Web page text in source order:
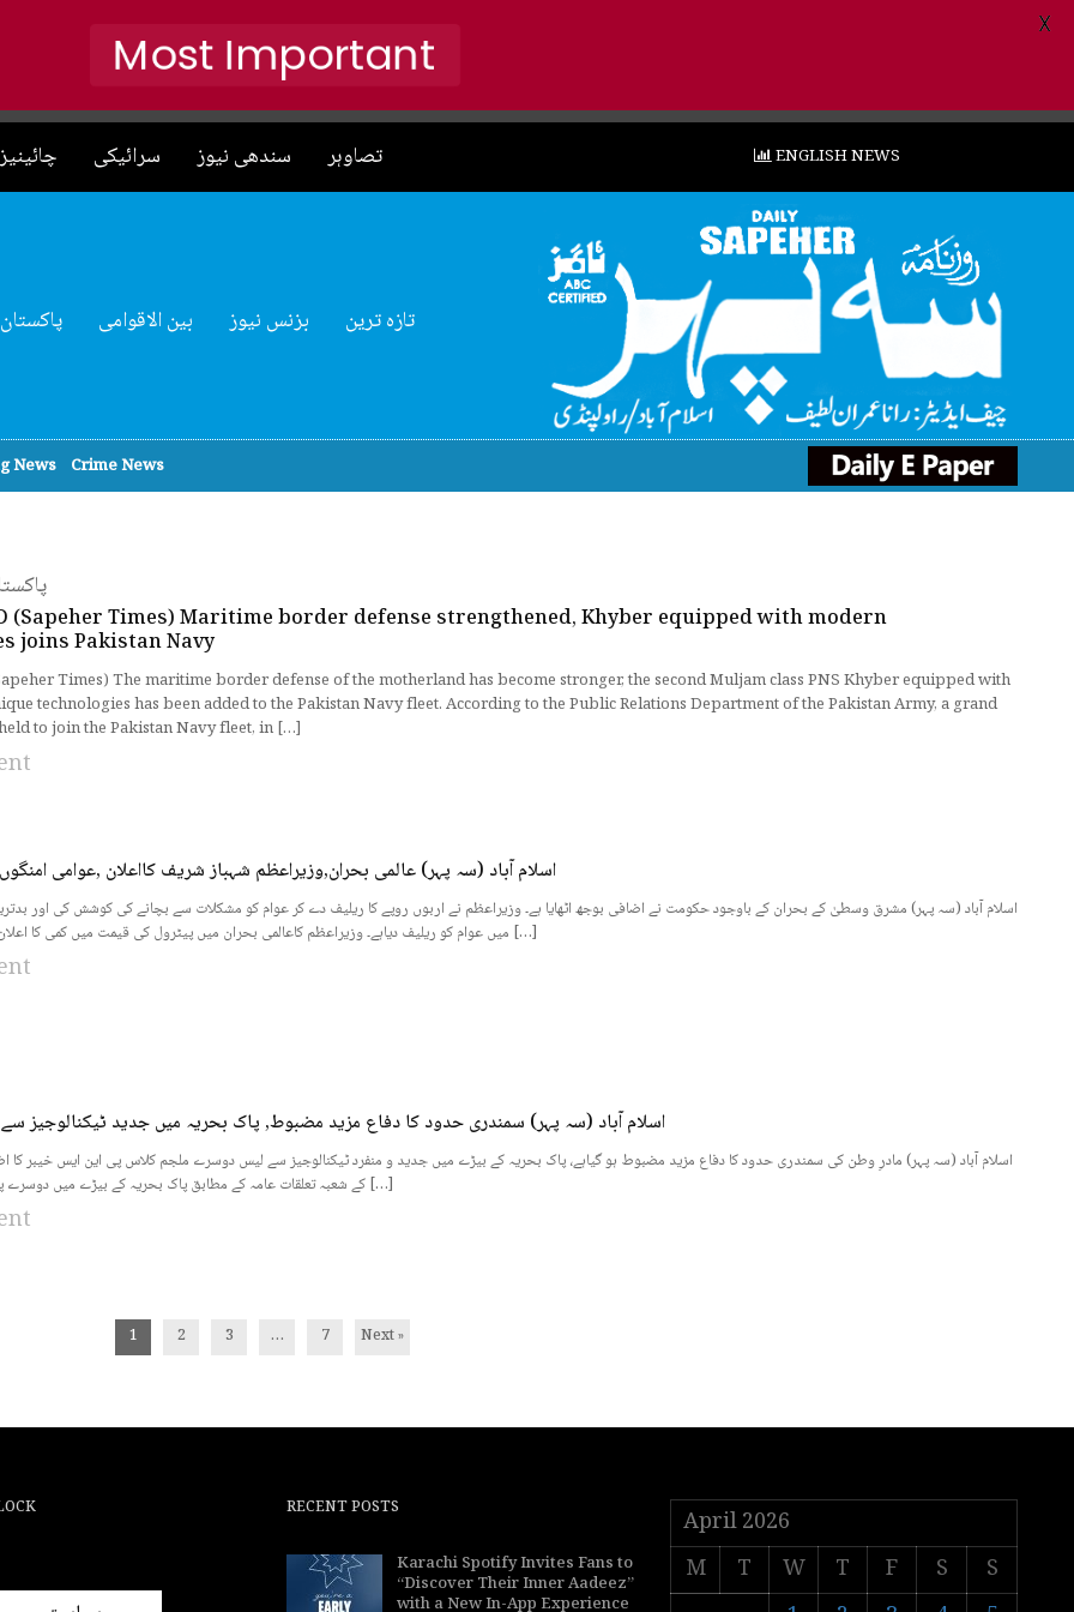
سرائیکی سندھی نیوز تصاوہر ENGLISH NEWS
پاکستان بین الاقوامی بزنس نیوز تازہ ترین
News Crime News
(Sapeher Times) Maritime border defense strengthened, Khyber equipped with modern
joins Pakistan Navy
Times) The maritime border defense of the motherland has become stronger, the second Muljam class PNS Khyber equipped with
technologies has been added to the Pakistan Navy fleet. According to the Public Relations Department of the Pakistan Army, a grand
to join the Pakistan Navy fleet, in […]
اسلام آباد (سہ پہر) عالمی بحران,وزیراعظم شہباز شریف کااعلان ,عوامی
اسلام آباد (سہ پہر) مشرق وسطیٰ کے بحران کے باوجود حکومت نے اضافی بوجھ اٹھایا ہے۔ وزیراعظم نے اربوں روپے کا ریلیف دے کر عوام کو مشکلات سے بچانے کی کوشش کی اور
میں عوام کو ریلیف دیاہے۔ وزیراعظم کاعالمی بحران میں پیٹرول کی قیمت میں کمی کا اعلان، عوامی امنگوں کی […]
اسلام آباد (سہ پہر) سمندری حدود کا دفاع مزید مضبوط, پاک بحریہ میں جدید ٹیکنالوجیز
اسلام آباد (سہ پہر) مادرِ وطن کی سمندری حدود کا دفاع مزید مضبوط ہو گیاہے، پاک بحریہ کے بیڑے میں جدید و منفرد ٹیکنالوجیز سے لیس دوسرے ملجم کلاس پی این ایس خیبر کا
کے شعبہ تعلقات عامہ کے مطابق پاک بحریہ کے بیڑے میں دوسرے پی این ایس خیبر کی […]
1 2 3 … 7 Next »
RECENT POSTS
Karachi Spotify Invites Fans to
“Discover Their Inner Aadeez”
with a New In-App Experience
April 2026
M
T W T F S
S
Most Important
X